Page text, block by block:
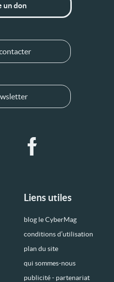
Liens utiles
blog le CyberMag
conditions d’utilisation
plan du site
qui sommes-nous
publicité - partenariat
un don